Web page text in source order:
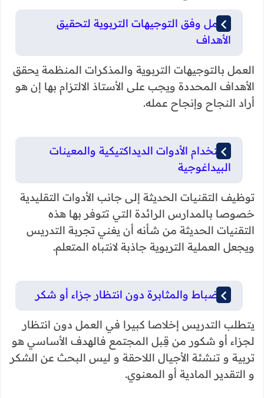
العمل وفق التوجيهات التربوية لتحقيق
الأهداف
العمل بالتوجيهات التربوية والمذكرات المنظمة يحقق
الأهداف المحددة ويجب على الأستاذ الالتزام بها إن هو
أراد النجاح وإنجاح عمله.
استخدام الأدوات الديداكتيكية والمعينات
البيداغوجية
توظيف التقنيات الحديثة إلى جانب الأدوات التقليدية
خصوصا بالمدارس الرائدة التي تتوفر بها هذه
التقنيات الحديثة من شأنه أن يغني تجربة التدريس
ويجعل العملية التربوية جاذبة لانتباه المتعلم.
الانضباط والمثابرة دون انتظار جزاء أو شكر
يتطلب التدريس إخلاصا كبيرا في العمل دون انتظار
لجزاء أو شكور من قِبل المجتمع فالهدف الأساسي هو
تربية و تنشئة الأجيال اللاحقة و ليس البحث عن الشكر
و التقدير المادية أو المعنوي.